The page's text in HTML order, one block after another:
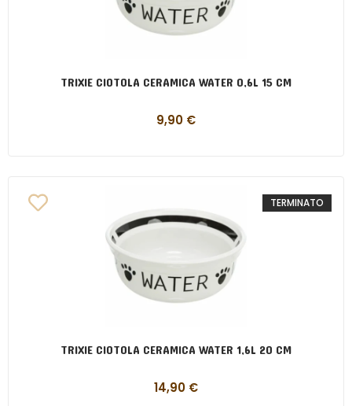
TRIXIE CIOTOLA CERAMICA WATER 0,6L 15 CM
9,90 €
TERMINATO
TRIXIE CIOTOLA CERAMICA WATER 1,6L 20 CM
14,90 €